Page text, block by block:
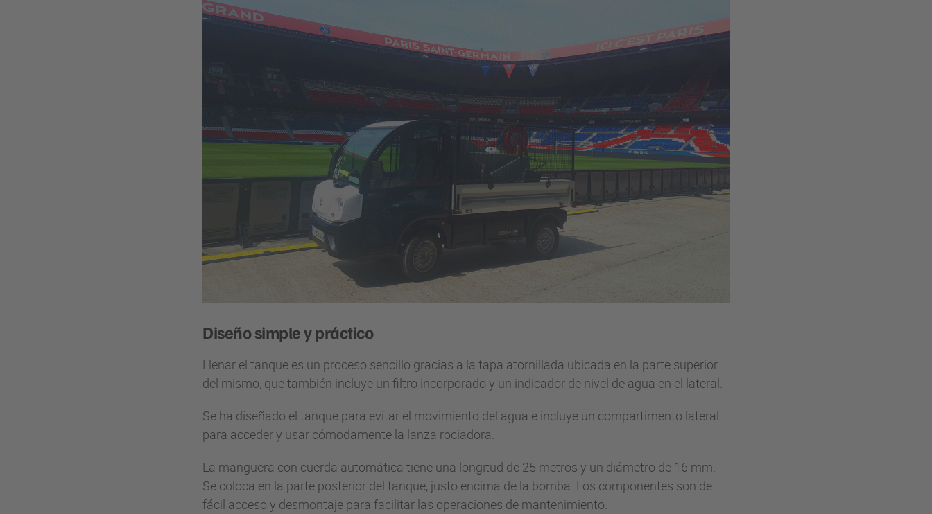
Diseño simple y práctico
Llenar el tanque es un proceso sencillo gracias a la tapa atornillada ubicada en la parte superior
del mismo, que también incluye un filtro incorporado y un indicador de nivel de agua en el lateral.
Se ha diseñado el tanque para evitar el movimiento del agua e incluye un compartimento lateral
para acceder y usar cómodamente la lanza rociadora.
La manguera con cuerda automática tiene una longitud de 25 metros y un diámetro de 16 mm.
Se coloca en la parte posterior del tanque, justo encima de la bomba. Los componentes son de
fácil acceso y desmontaje para facilitar las operaciones de mantenimiento.